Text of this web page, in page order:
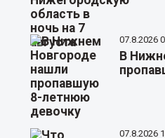
07.8.2026
В
07.8.2026